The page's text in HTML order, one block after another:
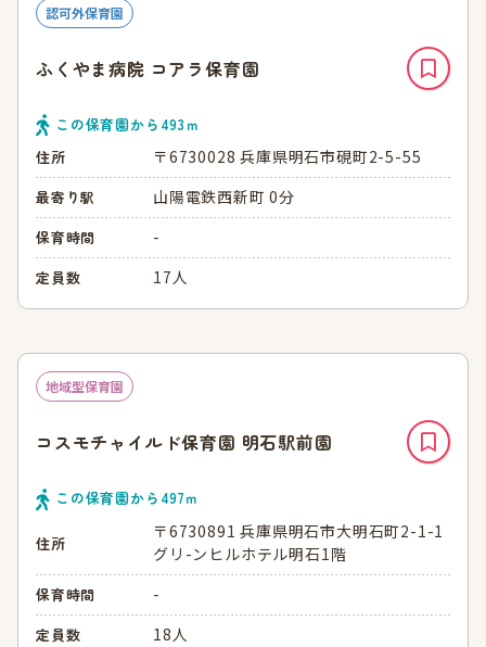
認可外保育園
ふくやま病院 コアラ保育園
この保育園から 493ｍ
住所
〒6730028 兵庫県明石市硯町2-5-55
最寄り駅 山陽電鉄西新町 0分
保育時間 -
定員数 17人
地域型保育園
コスモチャイルド保育園 明石駅前園
この保育園から 497ｍ
住所
〒6730891 兵庫県明石市大明石町2-1-1
グリ-ンヒルホテル明石1階
保育時間 -
定員数 18人